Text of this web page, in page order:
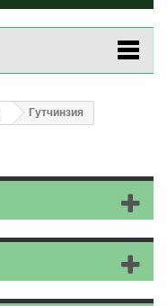
Гутчинзия